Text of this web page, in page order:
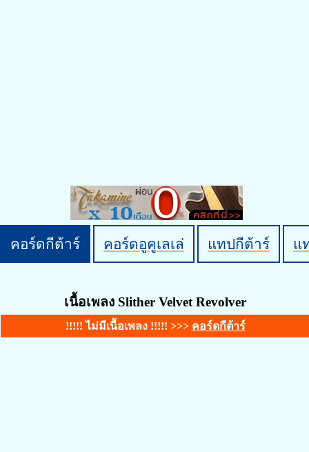
คอร์ดกีต้าร์ คอร์ดอูคูเลเล่ แทปกีต้าร์ แ
เนื้อเพลง Slither Velvet Revolver
!!!!! ไม่มีเนื้อเพลง !!!!! >>> คอร์ดกีต้าร์